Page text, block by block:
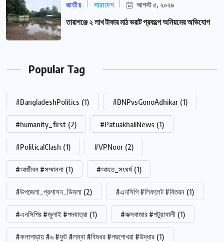
জাতীয় সারাদেশ আগস্ট ৫, ২০২৬
তারাগঞ্জে ২ লাখ টাকার মাঠ ভরাট প্রকল্পে অনিয়মের অভিযোগ
Popular Tag
#BangladeshPolitics (1) #BNPvsGonoAdhikar (1)
#humanity_first (2) #PatuakhaliNews (1)
#PoliticalClash (1) #VPNoor (2)
#আজীবন #সম্মাননা (1) #আহত_সংঘর্ষ (1)
#উপজেলা_প্রশাসন_ডিমলা (2) #এনসিপি #লিফলেট #বিতরন (1)
#এনসিপির #জুলাই #পদযাত্রা (1) #কক্সবাজার #পটুয়াখালী (1)
#কলাপাড়ায় #৬ #ফুট #লম্বা #বিষধর #পদ্মগোখরা #উদ্ধার (1)